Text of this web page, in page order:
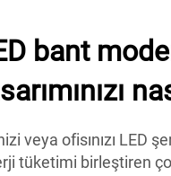
bant
veya ofisınızı LED
tüketimi birleştiren